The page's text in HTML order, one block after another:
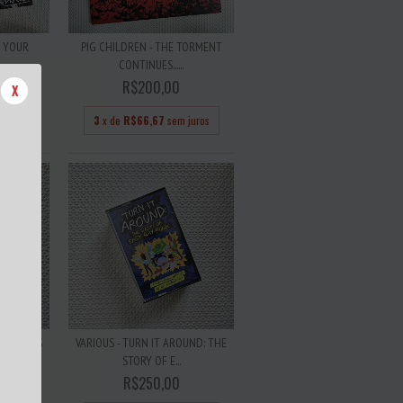
X
PIG CHILDREN - THE TORMENT
CONTINUES......
R$200,00
3 x de R$66,67 sem juros
VARIOUS - TURN IT AROUND: THE
STORY OF E...
R$250,00